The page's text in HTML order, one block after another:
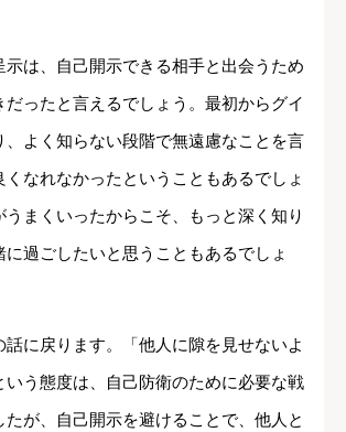
示は、自己開示できる相手と出会うため
だったと言えるでしょう。最初からグイ
、よく知らない段階で無遠慮なことを言
くなれなかったということもあるでしょ
うまくいったからこそ、もっと深く知り
に過ごしたいと思うこともあるでしょ
話に戻ります。「他人に隙を見せないよ
いう態度は、自己防衛のために必要な戦
たが、自己開示を避けることで、他人と